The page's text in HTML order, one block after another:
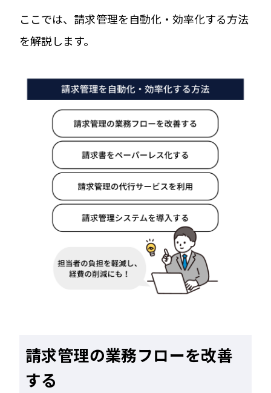
ここでは、請求管理を自動化・効率化する方法
を解説します。
請求管理の業務フローを改善
する